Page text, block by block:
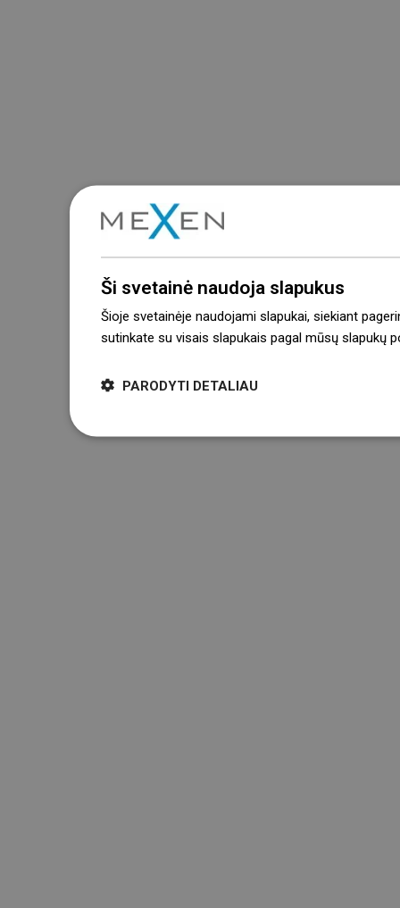
Ši svetainė naudoja slapukus
Šioje svetainėje naudojami slapukai, siekiant
sutinkate su visais slapukais pagal mūsų slapukų
PARODYTI DETALIAU